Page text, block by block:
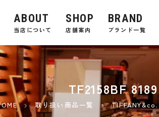
ABOUT
当店について
SHOP
店舗案内
BRAND
ブランド一覧
TF2158BF 8189
取り扱い商品一覧 TIFFANY&co.